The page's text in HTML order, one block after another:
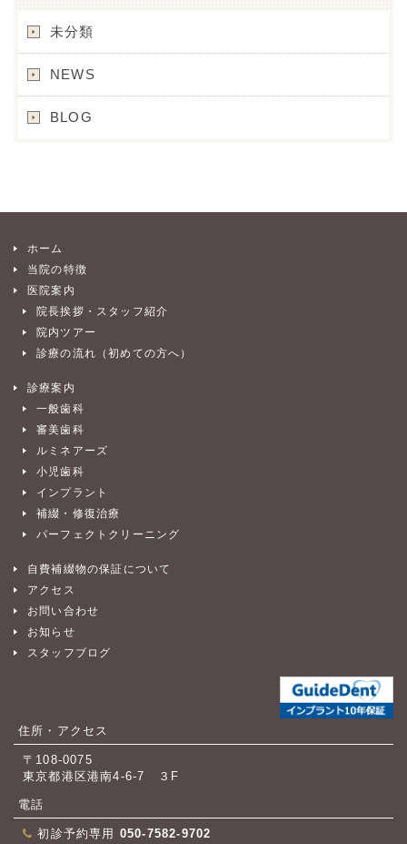
未分類
NEWS
BLOG
ホーム
当院の特徴
医院案内
院長挨拶・スタッフ紹介
院内ツアー
診療の流れ（初めての方へ）
診療案内
一般歯科
審美歯科
ルミネアーズ
小児歯科
インプラント
補綴・修復治療
パーフェクトクリーニング
自費補綴物の保証について
アクセス
お問い合わせ
お知らせ
スタッフブログ
住所・アクセス
〒108-0075
東京都港区港南4-6-7 ３F
電話
初診予約専用 050-7582-9702